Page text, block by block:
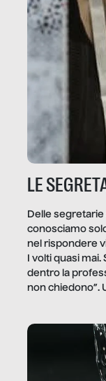
LE
Delle
conosciamo
nel rispondere
I volti quasi
dentro la
non chiedono”.